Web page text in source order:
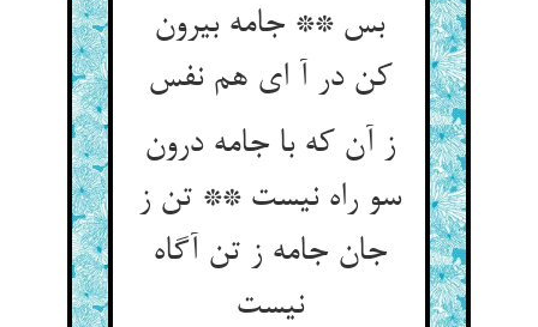
بس ** جامه بیرون
کن در آ ای هم نفس‌‌
ز آن که با جامه درون
سو راه نیست ** تن ز
جان جامه ز تن آگاه
نیست‌‌